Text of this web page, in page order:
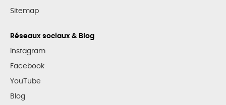
Sitemap
Réseaux sociaux & Blog
Instagram
Facebook
YouTube
Blog